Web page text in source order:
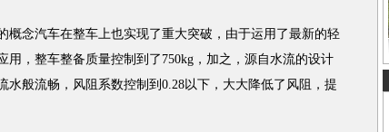
念汽车在整车上也实现了重大突破，由于运用了最新的轻
用，整车整备质量控制到了750kg，加之，源自水流的设计
水般流畅，风阻系数控制到0.28以下，大大降低了风阻，提